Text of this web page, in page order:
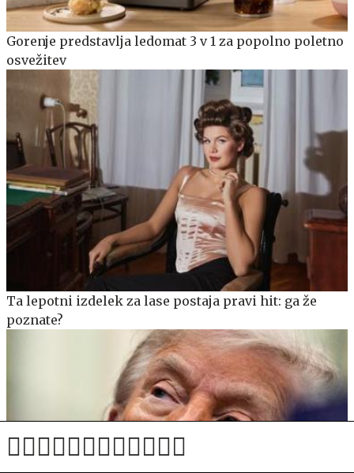
Gorenje predstavlja ledomat 3 v 1 za popolno poletno
osvežitev
Ta lepotni izdelek za lase postaja pravi hit: ga že
poznate?